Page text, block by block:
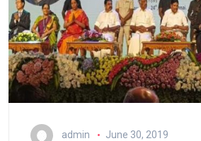
admin June 30, 2019